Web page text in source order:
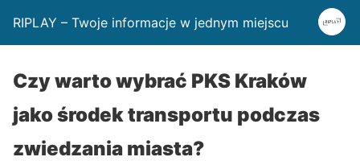
RIPLAY – Twoje informacje w jednym miejscu
Czy warto wybrać PKS Kraków
jako środek transportu podczas
zwiedzania miasta?